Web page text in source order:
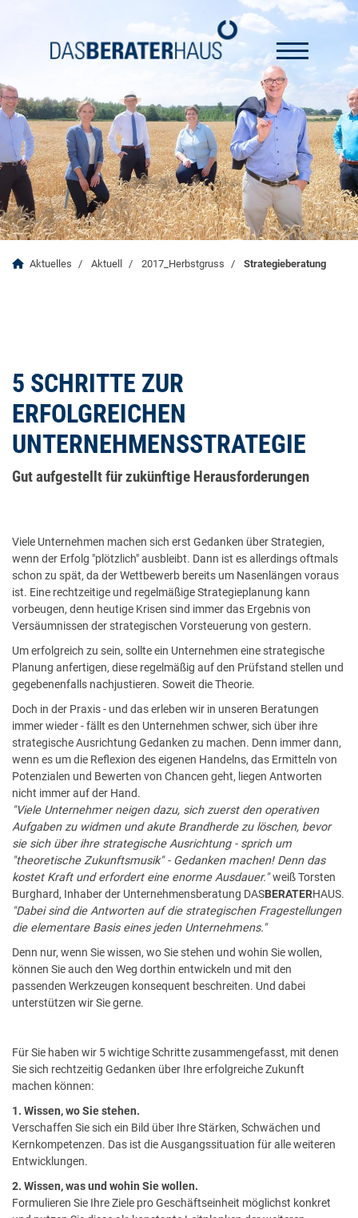
Aktuelles Aktuell 2017_Herbstgruss Strategieberatung
5 SCHRITTE ZUR
ERFOLGREICHEN
UNTERNEHMENSSTRATEGIE
Gut aufgestellt für zukünftige Herausforderungen
Viele Unternehmen machen sich erst Gedanken über Strategien,
wenn der Erfolg "plötzlich" ausbleibt. Dann ist es allerdings oftmals
schon zu spät, da der Wettbewerb bereits um Nasenlängen voraus
ist. Eine rechtzeitige und regelmäßige Strategieplanung kann
vorbeugen, denn heutige Krisen sind immer das Ergebnis von
Versäumnissen der strategischen Vorsteuerung von gestern.​
Um erfolgreich zu sein, sollte ein Unternehmen eine strategische
Planung anfertigen, diese regelmäßig auf den Prüfstand stellen und
gegebenenfalls nachjustieren. Soweit die Theorie.
Doch in der Praxis - und das erleben wir in unseren Beratungen
immer wieder - fällt es den Unternehmen schwer, sich über ihre
strategische Ausrichtung Gedanken zu machen. Denn immer dann,
wenn es um die Reflexion des eigenen Handelns, das Ermitteln von
Potenzialen und Bewerten von Chancen geht, liegen Antworten
nicht immer auf der Hand.
"Viele Unternehmer neigen dazu, sich zuerst den operativen
Aufgaben zu widmen und akute Brandherde zu löschen, bevor
sie sich über ihre strategische Ausrichtung - sprich um
"theoretische Zukunftsmusik" - Gedanken machen! Denn das
kostet Kraft und erfordert eine enorme Ausdauer."weiß Torsten
Burghard, Inhaber der Unternehmensberatung DASBERATERHAUS.
"Dabei sind die Antworten auf die strategischen Fragestellungen
die elementare Basis eines jeden Unternehmens."
Denn nur, wenn Sie wissen, wo Sie stehen und wohin Sie wollen,
können Sie auch den Weg dorthin entwickeln und mit den
passenden Werkzeugen konsequent beschreiten. Und dabei
unterstützen wir Sie gerne.
Für Sie haben wir 5 wichtige Schritte zusammengefasst, mit denen
Sie sich rechtzeitig Gedanken über Ihre erfolgreiche Zukunft
machen können:
1. Wissen, wo Sie stehen.
Verschaffen Sie sich ein Bild über Ihre Stärken, Schwächen und
Kernkompetenzen. Das ist die Ausgangssituation für alle weiteren
Entwicklungen.
2. Wissen, was und wohin Sie wollen.
Formulieren Sie Ihre Ziele pro Geschäftseinheit möglichst konkret